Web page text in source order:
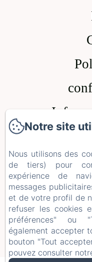
Notre site
Nous utilisons des
de tiers) pour
expérience de
messages
et de votre profil de
refuser les cookies
préférences" ou
également accepter
bouton "Tout
pouvez consulter
Notre site
Nous utilisons des
de tiers) pour
expérience de
messages
et de votre profil de
refuser les cookies
préférences" ou
également accepter
bouton "Tout
pouvez consulter